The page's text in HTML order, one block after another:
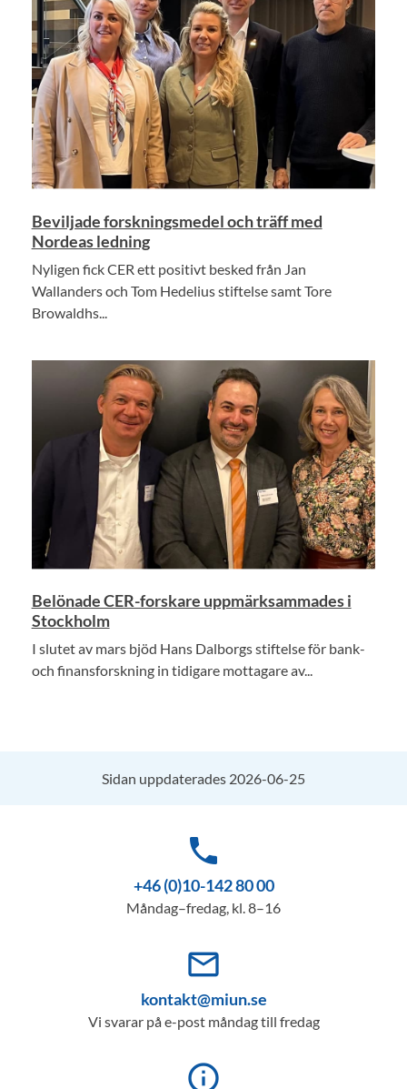
Beviljade forskningsmedel och träff med
Nordeas ledning
Nyligen fick CER ett positivt besked från Jan
Wallanders och Tom Hedelius stiftelse samt Tore
Browaldhs...
Belönade CER-forskare uppmärksammades i
Stockholm
I slutet av mars bjöd Hans Dalborgs stiftelse för bank-
och finansforskning in tidigare mottagare av...
Sidan uppdaterades 2026-06-25
phone
+46 (0)10-142 80 00
Måndag–fredag, kl. 8–16
mail_outline
kontakt@miun.se
Vi svarar på e-post måndag till fredag
info_outline